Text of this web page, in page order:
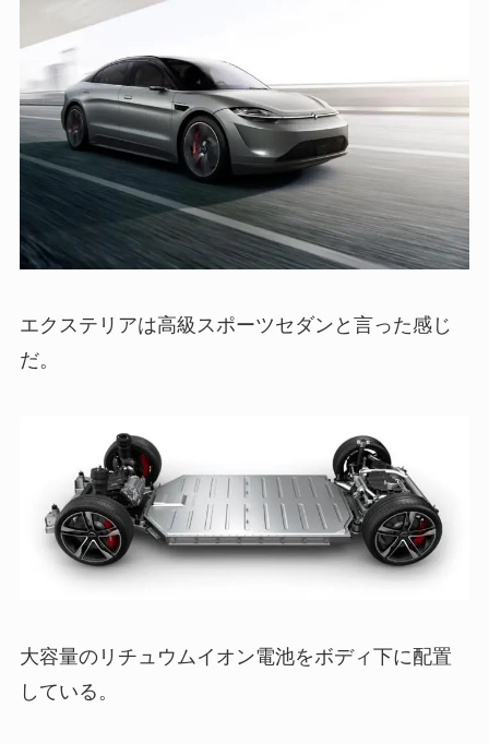
エクステリアは高級スポーツセダンと言った感じ
だ。
大容量のリチュウムイオン電池をボディ下に配置
している。